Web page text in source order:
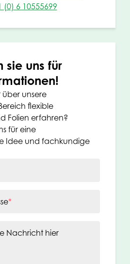
(0) 6 10555699
sie uns für
über unsere
flexible
Folien erfahren?
für eine
Idee und fachkundige
*
Nachricht hier